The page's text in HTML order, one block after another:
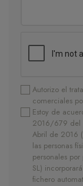
Autorizo el
comerciales
Estoy de
2016/679 del
Abril de 2016
las personas
personales por
SL)
fichero